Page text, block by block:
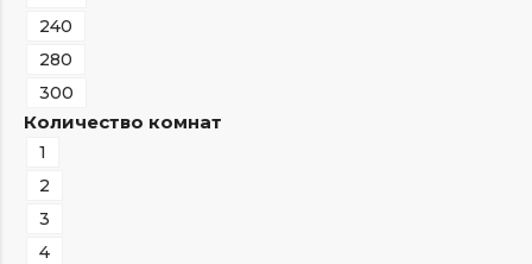
240
280
300
Количество комнат
1
2
3
4